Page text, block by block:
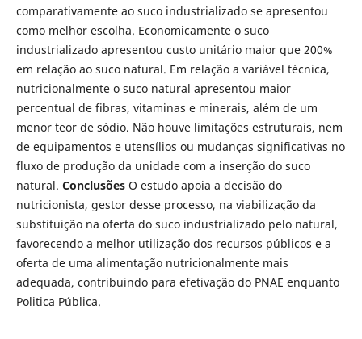
comparativamente ao suco industrializado se apresentou
como melhor escolha. Economicamente o suco
industrializado apresentou custo unitário maior que 200%
em relação ao suco natural. Em relação a variável técnica,
nutricionalmente o suco natural apresentou maior
percentual de fibras, vitaminas e minerais, além de um
menor teor de sódio. Não houve limitações estruturais, nem
de equipamentos e utensílios ou mudanças significativas no
fluxo de produção da unidade com a inserção do suco
natural. Conclusões O estudo apoia a decisão do
nutricionista, gestor desse processo, na viabilização da
substituição na oferta do suco industrializado pelo natural,
favorecendo a melhor utilização dos recursos públicos e a
oferta de uma alimentação nutricionalmente mais
adequada, contribuindo para efetivação do PNAE enquanto
Politica Pública.